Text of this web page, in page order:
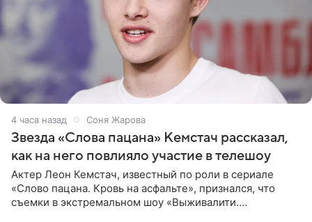
4 часа назад Соня Жарова
Звезда «Слова пацана» Кемстач рассказал,
как на него повлияло участие в телешоу
Актер Леон Кемстач, известный по роли в сериале
«Слово пацана. Кровь на асфальте», признался, что
съемки в экстремальном шоу «Выживалити.